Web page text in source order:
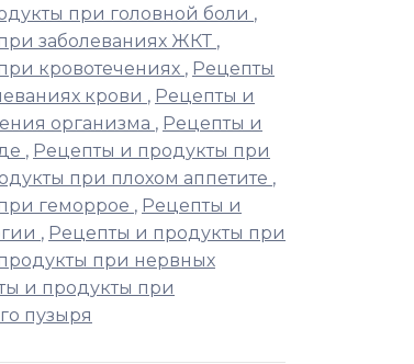
при головной боли ,
заболеваниях ЖКТ ,
кровотечениях , Рецепты
крови , Рецепты и
организма , Рецепты и
, Рецепты и продукты при
при плохом аппетите ,
геморрое , Рецепты и
, Рецепты и продукты при
при нервных
и продукты при
пузыря